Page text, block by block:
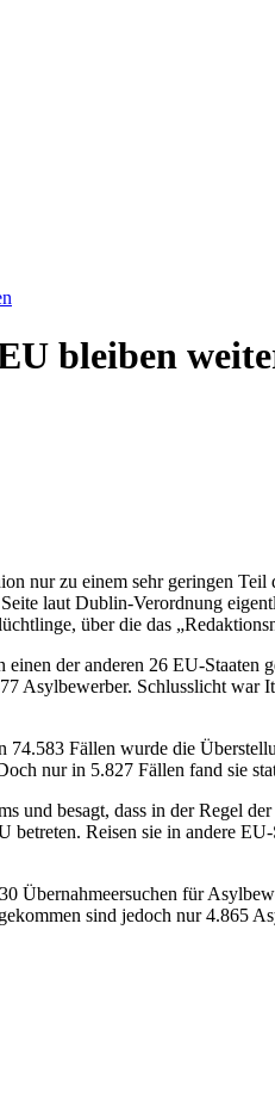
bleiben
nur zu einem sehr geringen Teil
laut Dublin-Verordnung
über die das
der anderen 26 EU-Staaten
Asylbewerber. Schlusslicht war
Fällen wurde die
nur in 5.827 Fällen fand sie
und besagt, dass in der Regel
Reisen sie in andere
Übernahmeersuchen für
sind jedoch nur 4.865